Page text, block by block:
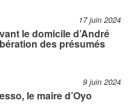
17 juin 2024
le domicile d’André
des présumés
9 juin 2024
le maire d’Oyo